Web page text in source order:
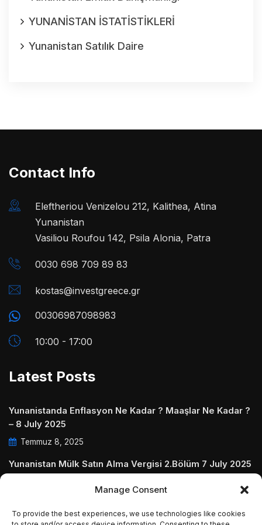
Manage Consent
To provide the best experiences, we use technologies like cookies
YUNANİSTAN İSTATİSTİKLERİ
Yunanistan Satılık Daire
Contact Info
Eleftheriou Venizelou 212, Kalithea, Atina
Yunanistan
Vasiliou Roufou 142, Psila Alonia, Patra
0030 698 709 89 83
kostas@investgreece.gr
00306987098983
10:00 - 17:00
Latest Posts
Yunanistanda Enflasyon Ne Kadar ? Maaşlar Ne Kadar ?
– 8 July 2025
Temmuz 8, 2025
Yunanistan Mülk Satın Alma Vergisi 2.Bölüm 7 July 2025
July 2025